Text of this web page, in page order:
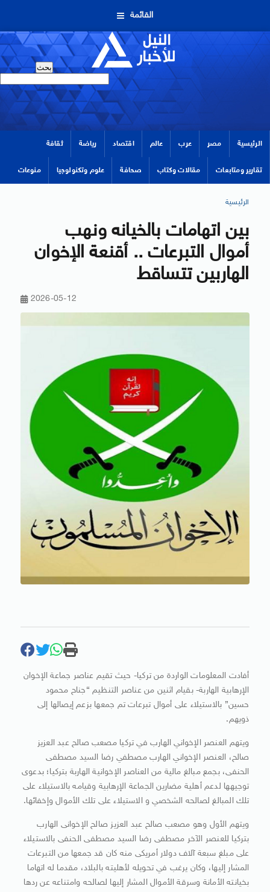
القائمة
الرئيسية مصر عرب عالم اقتصاد رياضة ثقافة
تقارير ومتابعات مقالات وكتاب صحافة علوم وتكنولوجيا منوعات
الرئيسية
بين اتهامات بالخيانه ونهب
أموال التبرعات .. أقنعة الإخوان
الهاربين تتساقط
2026-05-12
أفادت المعلومات الواردة من تركيا- حيث تقيم عناصر جماعة الإخوان
الإرهابية الهاربة- بقيام اثنين من عناصر التنظيم “جناح محمود
حسين” بالاستيلاء على أموال تبرعات تم جمعها بزعم إيصالها إلى
ذويهم.
ويتهم العنصر الإخواني الهارب في تركيا مصعب صالح عبد العزيز
صالح، العنصر الإخواني الهارب مصطفي رضا السيد مصطفى
الحنفى، بجمع مبالغ مالية من العناصر الإخوانية الهاربة بتركيا؛ بدعوى
توجيهها لدعم أهلية مضارين الجماعة الإرهابية وقيامه بالاستيلاء على
تلك المبالغ لصالحه الشخصي و الاستيلاء على تلك الأموال وإخفائها.
ويتهم الأول وهو مصعب صالح عبد العزيز صالح الإخوانى الهارب
بتركيا للعنصر الآخر مصطفى رضا السيد مصطفى الحنفى بالاستيلاء
على مبلغ سبعة آلاف دولار أمريكى منه كان قد جمعها من التبرعات
المشار إليها، وكان يرغب في تحويله لأهليته بالبلاد، مقدما له اتهاما
بخيانته الأمانة وسرقة الأموال المشار إليها لصالحه وامتناعه عن ردها